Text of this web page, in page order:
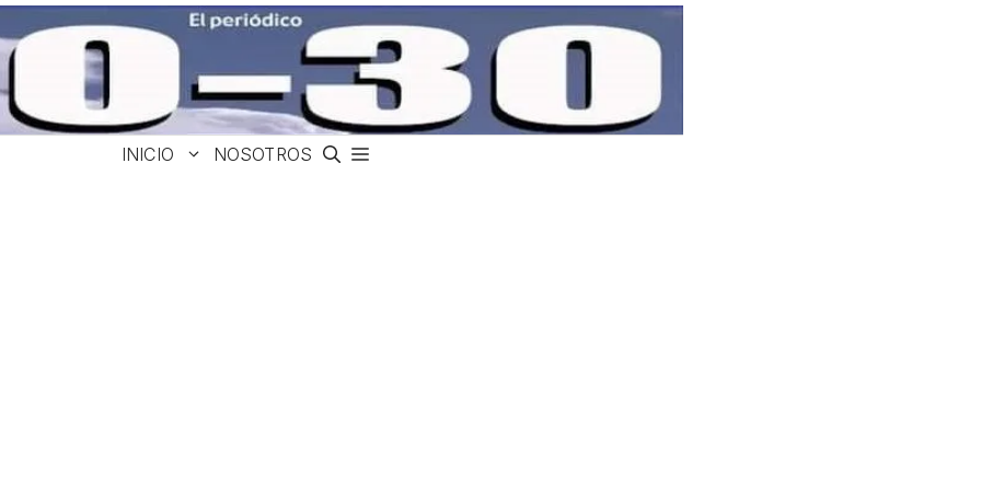
INICIO NOSOTROS